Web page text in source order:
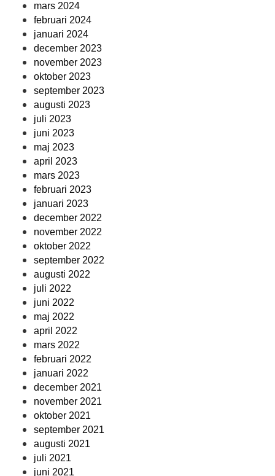
mars 2024
februari 2024
januari 2024
december 2023
november 2023
oktober 2023
september 2023
augusti 2023
juli 2023
juni 2023
maj 2023
april 2023
mars 2023
februari 2023
januari 2023
december 2022
november 2022
oktober 2022
september 2022
augusti 2022
juli 2022
juni 2022
maj 2022
april 2022
mars 2022
februari 2022
januari 2022
december 2021
november 2021
oktober 2021
september 2021
augusti 2021
juli 2021
juni 2021